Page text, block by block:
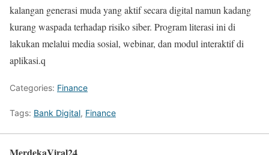
kalangan generasi muda yang aktif secara digital namun kadang
kurang waspada terhadap risiko siber. Program literasi ini di
lakukan melalui media sosial, webinar, dan modul interaktif di
aplikasi.q
Categories: Finance
Tags: Bank Digital, Finance